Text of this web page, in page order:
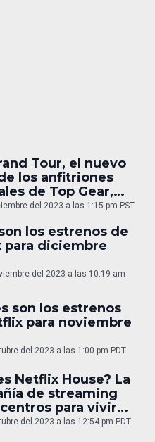
Tour, el nuevo
los anfitriones
de Top Gear,
continuará
del 2023 a las 1:15 pm PST
los estrenos de
para diciembre
del 2023 a las 10:19 am
son los estrenos
para noviembre
del 2023 a las 1:00 pm PDT
Netflix House? La
de streaming
para vivir
únicas
del 2023 a las 12:54 pm PDT